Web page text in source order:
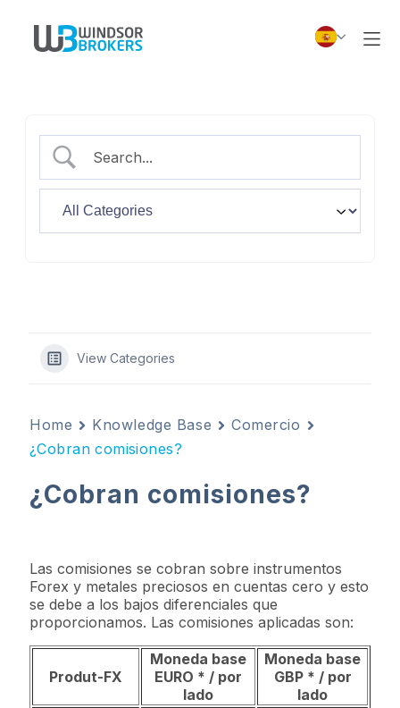
View Categories
Home Knowledge Base
Comercio
¿Cobran comisiones?
¿Cobran comisiones?
Las comisiones se cobran sobre instrumentos
Forex y metales preciosos en cuentas cero y esto
se debe a los bajos diferenciales que
proporcionamos. Las comisiones aplicadas son:
Produt-FX
Moneda base
EURO * / por
lado
Moneda base
GBP * / por
lado